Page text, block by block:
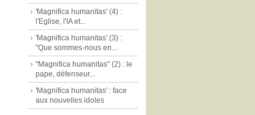
'Magnifica humanitas' (4) :
l'Eglise, l'IA et...
'Magnifica humanitas' (3) :
"Que sommes-nous en...
"Magnifica humanitas" (2) : le
pape, défenseur...
'Magnifica humanitas' : face
aux nouvelles idoles